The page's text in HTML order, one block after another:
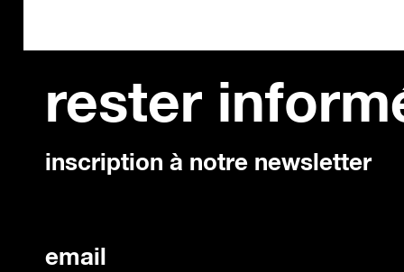
rester
inscription à notre newsletter